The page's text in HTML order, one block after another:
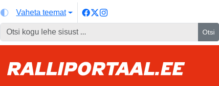
Vaheta teemat
Otsi